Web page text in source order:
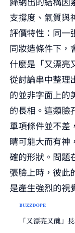
支撐度、氣質與
評價特性：同一
同妝造條件下，
什麼是「又漂亮
從討論串中整理
的並非字面上的
的長相。這類臉
單項條件並不差
睛可能大而有神
確的形狀。問題
張臉上時，彼此
是產生強烈的視